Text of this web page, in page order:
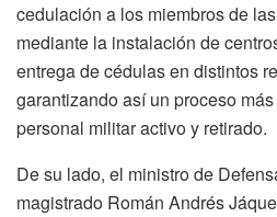
cedulación a los miembros de
mediante la instalación de
entrega de cédulas en distintos
garantizando así un proceso
personal militar activo y retirado.
De su lado, el ministro de
magistrado Román Andrés